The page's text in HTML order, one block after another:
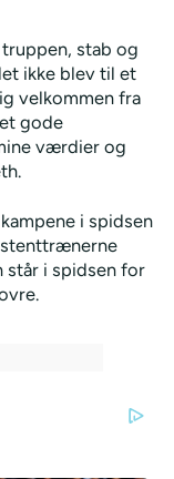
stab og
ikke blev til et
velkommen fra
gode
værdier og
i spidsen
står i spidsen for